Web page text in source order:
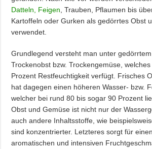
Datteln, Feigen , Trauben, Pflaumen bis
Kartoffeln oder Gurken als gedörrtes Obst
verwendet.
Grundlegend versteht man unter
Trockenobst bzw. Trockengemüse,
Prozent Restfeuchtigkeit verfügt. Frisches
hat dagegen einen höheren Wasser- bzw.
welcher bei rund 80 bis sogar 90 Prozent
Obst und Gemüse ist nicht nur der
auch andere Inhaltsstoffe, wie
sind konzentrierter. Letzteres sorgt für
aromatischen und intensiven